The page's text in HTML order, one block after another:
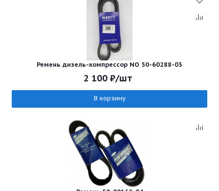
Ремень дизель-компрессор NO 50-60288-03
2 100₽/шт
В корзину